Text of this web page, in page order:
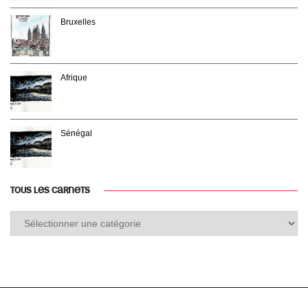
Bruxelles
Afrique
Sénégal
TOUS LES CARNETS